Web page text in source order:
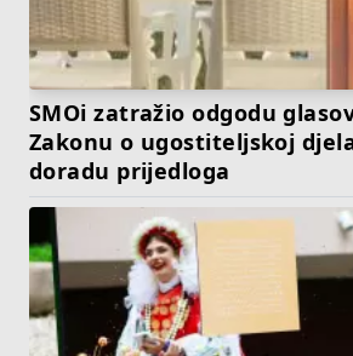
SMOi zatražio odgodu
Zakonu o ugostiteljskoj
doradu prijedloga